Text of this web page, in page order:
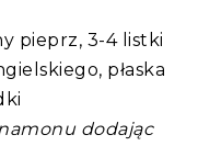
pieprz, 3-4 listki
płaska
dodając